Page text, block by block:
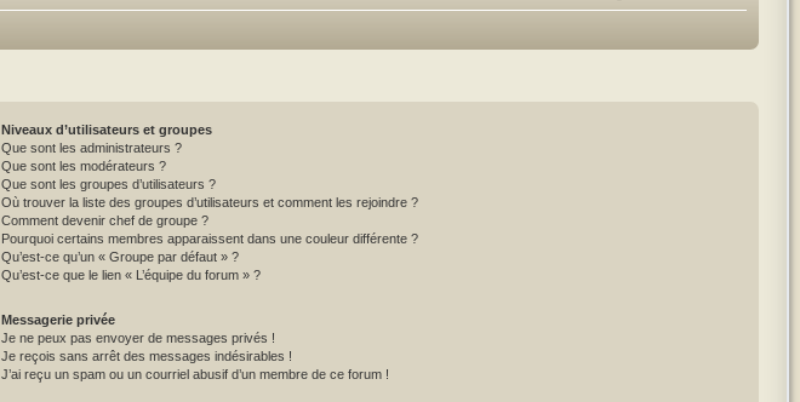
Niveaux d’utilisateurs et groupes
Que sont les administrateurs ?
Que sont les modérateurs ?
Que sont les groupes d’utilisateurs ?
Où trouver la liste des groupes d’utilisateurs et comment les rejoindre ?
Comment devenir chef de groupe ?
Pourquoi certains membres apparaissent dans une couleur différente ?
Qu’est-ce qu’un « Groupe par défaut » ?
Qu’est-ce que le lien « L’équipe du forum » ?
Messagerie privée
Je ne peux pas envoyer de messages privés !
Je reçois sans arrêt des messages indésirables !
J’ai reçu un spam ou un courriel abusif d’un membre de ce forum !